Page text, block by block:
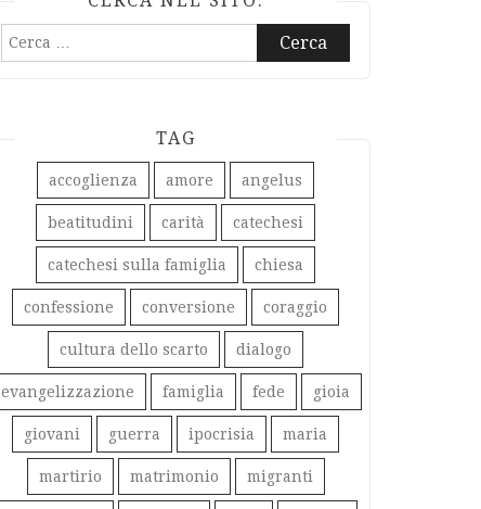
Ricerca
TAG
accoglienza amore angelus
beatitudini carità catechesi
catechesi sulla famiglia chiesa
confessione conversione coraggio
cultura dello scarto dialogo
evangelizzazione famiglia fede gioia
giovani guerra ipocrisia maria
martirio matrimonio migranti